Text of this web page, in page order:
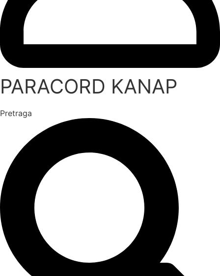
PARACORD KANAP
Pretraga